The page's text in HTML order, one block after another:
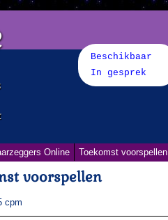
Beschikbaar
In gesprek
Online Toekomst voorspellen
voorspellen
cpm